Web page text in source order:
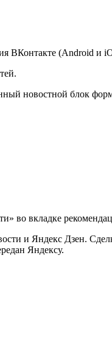
ВКонтакте (Android и
новостной блок
во вкладке
и Яндекс Дзен.
Яндексу.